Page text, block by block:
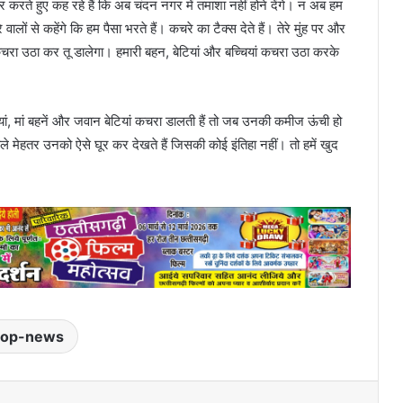
करते हुए कह रहे हैं कि अब चंदन नगर में तमाशा नहीं होने देंगे। न अब हम
वालों से कहेंगे कि हम पैसा भरते हैं। कचरे का टैक्स देते हैं। तेरे मुंह पर और
उठा कर तू डालेगा। हमारी बहन, बेटियां और बच्चियां कचरा उठा करके
मां बहनें और जवान बेटियां कचरा डालती हैं तो जब उनकी कमीज ऊंची हो
मेहतर उनको ऐसे घूर कर देखते हैं जिसकी कोई इंतिहा नहीं। तो हमें खुद
news